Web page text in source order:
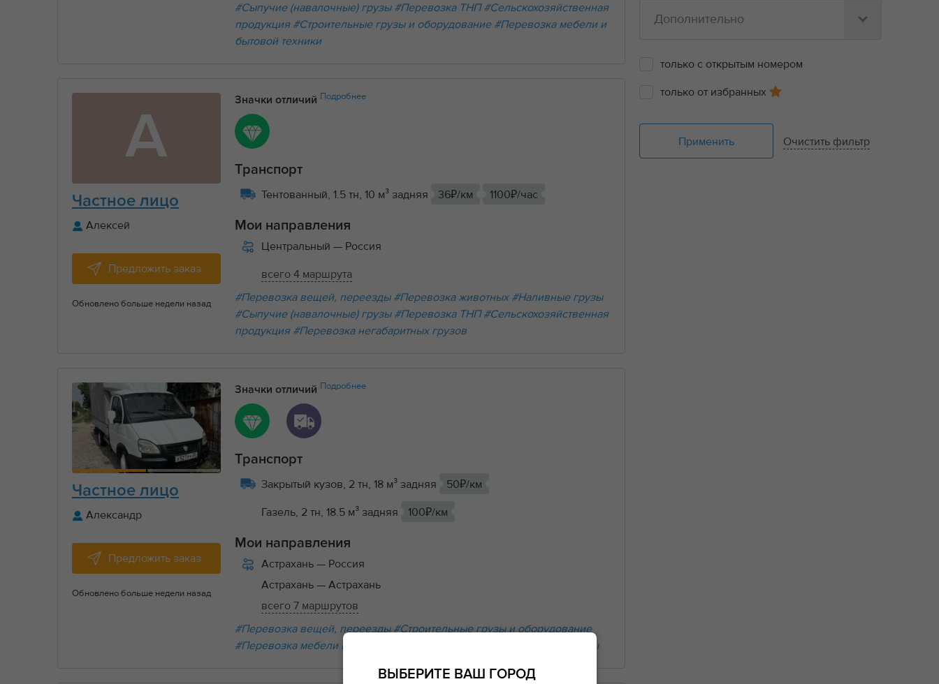
#Сыпучие (навалочные) грузы #Перевозка ТНП #Сельскохозяйственная
продукция #Строительные грузы и оборудование #Перевозка мебели и
бытовой техники
А
Частное лицо
Алексей
Предложить заказ
Обновлено больше недели назад
Значки отличий Подробнее
Транспорт
Тентованный, 1.5 тн, 10 м³ задняя
36₽/км 1100₽/час
Мои направления
Центральный— Россия
всего 4 маршрута
#Перевозка вещей, переезды #Перевозка животных #Наливные грузы
#Сыпучие (навалочные) грузы #Перевозка ТНП #Сельскохозяйственная
продукция #Перевозка негабаритных грузов
Частное лицо
Александр
Предложить заказ
Обновлено больше недели назад
Значки отличий Подробнее
Транспорт
Закрытый кузов, 2 тн, 18 м³ задняя
50₽/км
Газель, 2 тн, 18.5 м³ задняя
100₽/км
Мои направления
Астрахань— Россия
Астрахань— Астрахань
всего 7 маршрутов
#Перевозка вещей, переезды #Строительные грузы и оборудование
#Перевозка мебели и бытовой техники
#Прочие грузы
Дополнительно
только с открытым номером
только от избранных
Применить Очистить фильтр
ВЫБЕРИТЕ ВАШ ГОРОД